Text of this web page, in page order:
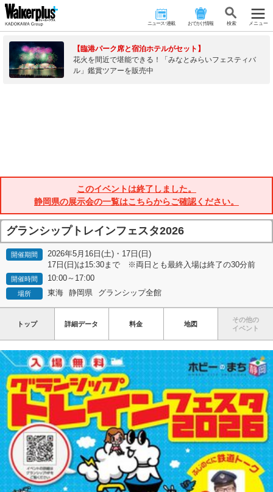
ニュース･連載 おでかけ情報 検 索 メニュー
【臨港パーク席と宿泊ホテルがセット】
花火を間近で堪能できる！「みなとみらいフェスティバ
ル」鑑賞ツアーを販売中
このイベントは終了しました。
静岡県の展示会の一覧はこちらからご確認ください。
グランシップトレインフェスタ2026
開催期間
2026年5月16日(土)・17日(日)
17日(日)は15:30まで ※両日とも最終入場は終了の30分前
開催時間 10:00～17:00
場所 東海 静岡県 グランシップ全館
トップ 詳細データ 料金 地図
その他の
イベント